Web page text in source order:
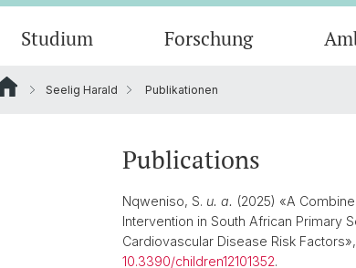
Studium
Master
Learning
Forschung
Rehabilitative und Regenerative
BefiA − Bewegungsförderung im Alter
Alumni
Seelig Harald Publikationen
Publications
Nqweniso, S. u. a. (2025) «A
Intervention in South African Primary
Cardiovascular Disease Risk Factors»,
10.3390/children12101352.